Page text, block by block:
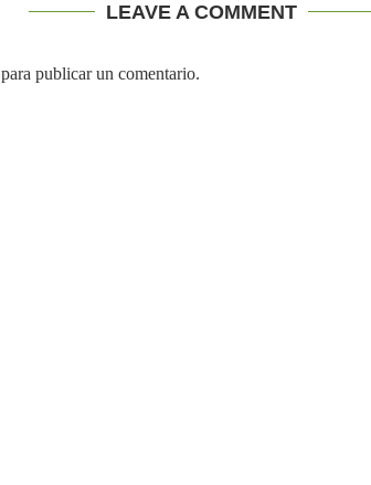
LEAVE A COMMENT
para publicar un comentario.